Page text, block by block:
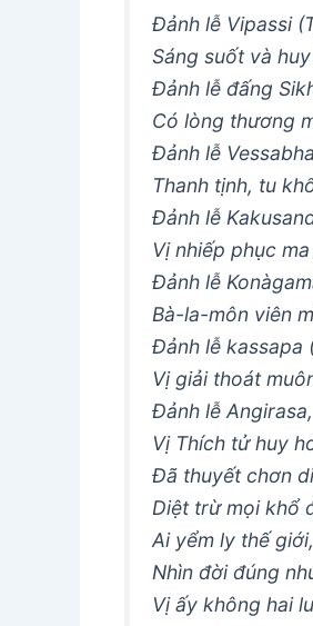
Ðảnh lễ Vipassi
Sáng suốt và
Ðảnh lễ đấng
Có lòng thương
Ðảnh lễ
Thanh tịnh, tu
Ðảnh lễ
Vị nhiếp phục
Ðảnh lễ
Bà-la-môn viên
Ðảnh lễ kassapa
Vị giải thoát
Ðảnh lễ Angirasa,
Vị Thích tử huy
Ðã thuyết chơn
Diệt trừ mọi khổ
Ai yểm ly thế giới,
Nhìn đời đúng
Vị ấy không hai